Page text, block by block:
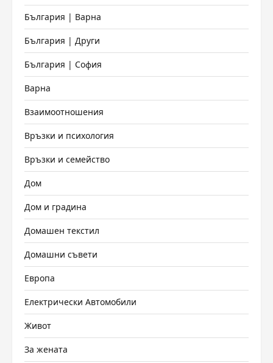
България | Варна
България | Други
България | София
Варна
Взаимоотношения
Връзки и психология
Връзки и семейство
Дом
Дом и градина
Домашен текстил
Домашни съвети
Европа
Електрически Автомобили
Живот
За жената